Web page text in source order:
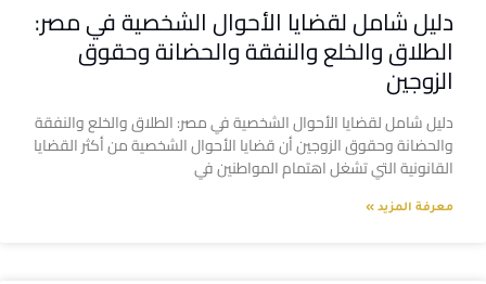
دليل شامل لقضايا الأحوال الشخصية في مصر:
الطلاق والخلع والنفقة والحضانة وحقوق
الزوجين
دليل شامل لقضايا الأحوال الشخصية في مصر: الطلاق والخلع والنفقة
والحضانة وحقوق الزوجين أن قضايا الأحوال الشخصية من أكثر القضايا
القانونية التي تشغل اهتمام المواطنين في
معرفة المزيد »